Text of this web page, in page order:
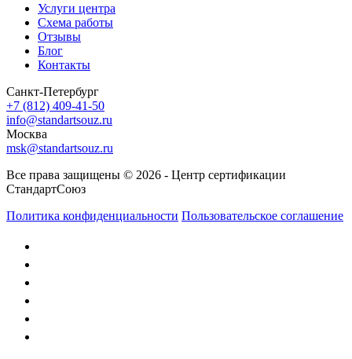
Услуги центра
Схема работы
Отзывы
Блог
Контакты
Санкт-Петербург
+7 (812) 409-41-50
info@standartsouz.ru
Москва
msk@standartsouz.ru
Все права защищены © 2026 - Центр сертификации
СтандартСоюз
Политика конфиденциальности Пользовательское соглашение